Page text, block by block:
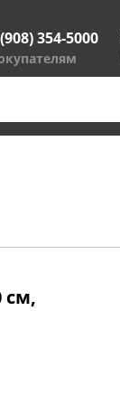
354-5000
см,